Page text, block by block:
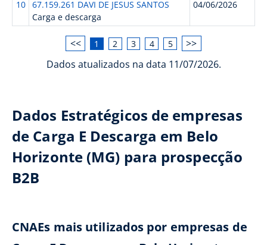
10
67.159.261 DAVI DE JESUS SANTOS
Carga e descarga
04/06/2026
<< 1 2 3 4 5
>>
Dados atualizados na data 11/07/2026.
Dados Estratégicos de empresas
de Carga E Descarga em Belo
Horizonte (MG) para prospecção
B2B
CNAEs mais utilizados por empresas de